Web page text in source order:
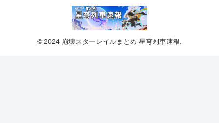
© 2024 崩壊スターレイルまとめ 星穹列車速報.